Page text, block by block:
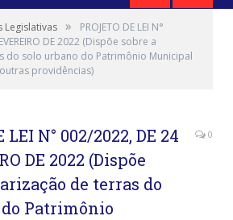
Legislativas »
PROJETO DE LEI N°
DE 2022 (Dispõe sobre a
do solo urbano do Patrimônio Municipal
providências)
LEI N° 002/2022, DE 24
DE 2022 (Dispõe
de terras do
Patrimônio
0